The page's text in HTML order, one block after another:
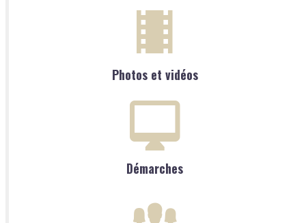
Photos et vidéos
Démarches